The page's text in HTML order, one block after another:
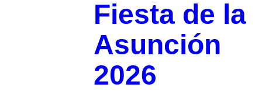
Fiesta de la
Asunción
2026